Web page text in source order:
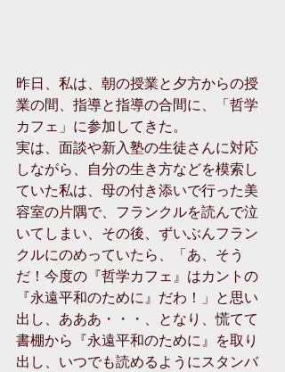
昨日、私は、朝の授業と夕方からの授
業の間、指導と指導の合間に、「哲学
カフェ」に参加してきた。
実は、面談や新入塾の生徒さんに対応
しながら、自分の生き方などを模索し
ていた私は、母の付き添いで行った美
容室の片隅で、フランクルを読んで泣
いてしまい、その後、ずいぶんフラン
クルにのめっていたら、「あ、そう
だ！今度の『哲学カフェ』はカントの
『永遠平和のために』だわ！」と思い
出し、あああ・・・、となり、慌てて
書棚から『永遠平和のために』を取り
出し、いつでも読めるようにスタンバ